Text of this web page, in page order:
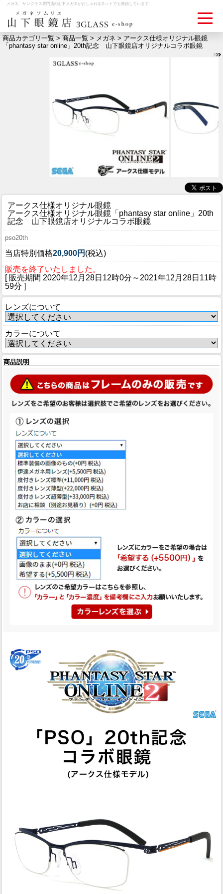
メガネ、サングラス専門店の山下メガネがおしゃれをネットでも発信しています
メディア情報
MEDIA
アクセス
ACCESS
おすすめアイテム
ITEM
ブログ
会社概要
COMPANY
インフォメーション
INFORMATION
商品カテゴリ一覧 > 商品一覧 > メガネ > アークス仕様オリジナル眼鏡
「phantasy star online」20th記念 山下眼鏡店オリジナルコラボ眼鏡
アークス仕様オリジナル眼鏡
アークス仕様オリジナル眼鏡「phantasy star online」20th
記念 山下眼鏡店オリジナルコラボ眼鏡
pso20th
当店特別価格20,900円 (税込)
販売を終了いたしました。
[ 販売期間 2020年12月28日12時0分 ～ 2021年12月28日11時
59分 ]
レンズについて
カラーについて
商品説明